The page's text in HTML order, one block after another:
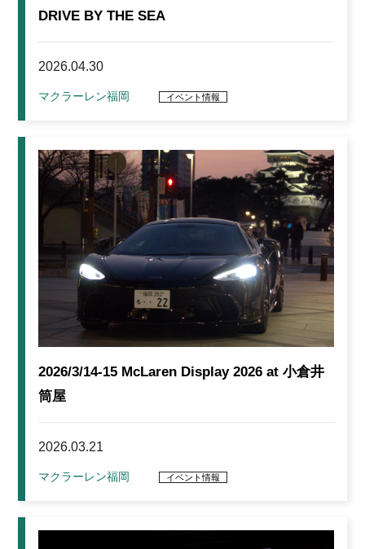
DRIVE BY THE SEA
2026.04.30
マクラーレン福岡 イベント情報
2026/3/14-15 McLaren Display 2026 at 小倉井
筒屋
2026.03.21
マクラーレン福岡 イベント情報